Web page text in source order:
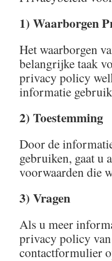
1) Waarborgen
Het waarborgen
belangrijke taak
privacy policy
informatie
2) Toestemming
Door de
gebruiken, gaat u
voorwaarden die
3) Vragen
Als u meer
privacy policy
contactformulier